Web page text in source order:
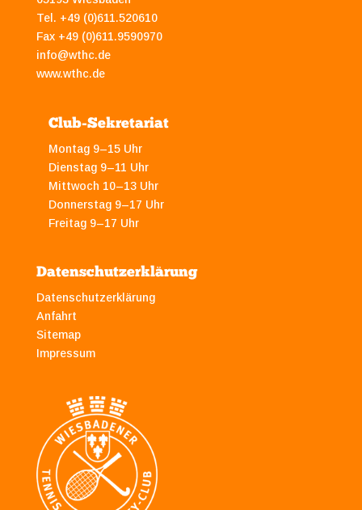
Tel. +49 (0)611.520610
Fax +49 (0)611.9590970
info@wthc.de
www.wthc.de
Club-Sekretariat
Montag 9–15 Uhr
Dienstag 9–11 Uhr
Mittwoch 10–13 Uhr
Donnerstag 9–17 Uhr
Freitag 9–17 Uhr
Datenschutzerklärung
Datenschutzerklärung
Anfahrt
Sitemap
Impressum